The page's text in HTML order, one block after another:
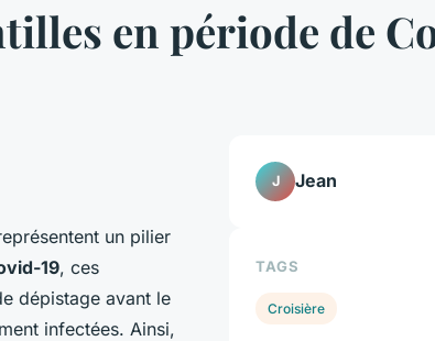
en période de
un pilier
19, ces
dépistage avant le
infectées. Ainsi,
J Jean
TAGS
Croisière